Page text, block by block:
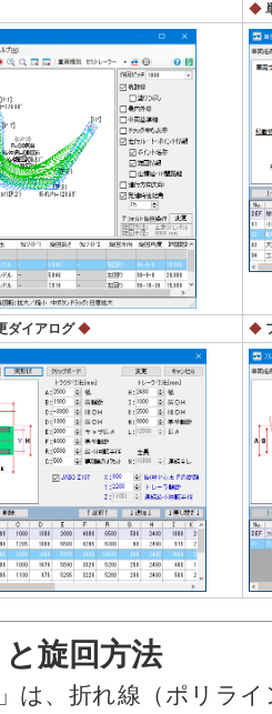
◆
ダイアログ ◆ ◆
旋回方法
は、折れ線（ポリラ